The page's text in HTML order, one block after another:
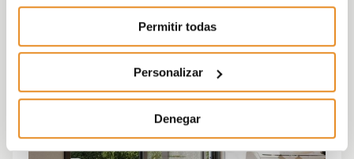
Permitir todas
Personalizar
Denegar